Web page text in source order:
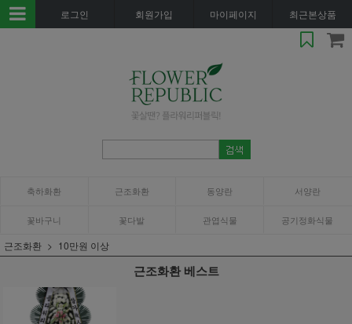
로그인 회원가입 마이페이지 최근본상품
축하화환 근조화환 동양란 서양란
꽃바구니 꽃다발 관엽식물 공기정화식물
근조화환 10만원 이상
근조화환 베스트